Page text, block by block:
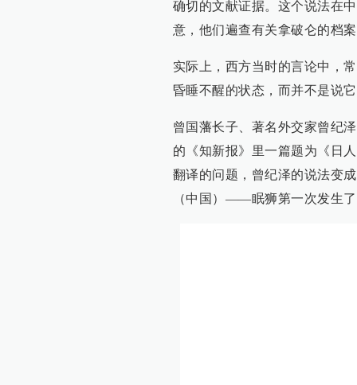
确切的文献证据。这个说法在
意，他们遍查有关拿破仑的档
实际上，西方当时的言论中，
昏睡不醒的状态，而并不是说
曾国藩长子、著名外交家曾纪
的《知新报》里一篇题为《日
翻译的问题，曾纪泽的说法变
（中国）——眠狮第一次发生